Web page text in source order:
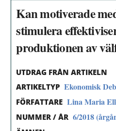
Kan motiverade
stimulera
produktionen av
UTDRAG FRÅN ARTIKELN
ARTIKELTYP Ekonomisk
FÖRFATTARE Lina Maria
NUMMER / ÅR 6/2018